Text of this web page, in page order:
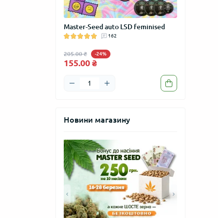
Master-Seed auto LSD feminised
162
205.00 ₴ -24%
155.00 ₴
Новини магазину